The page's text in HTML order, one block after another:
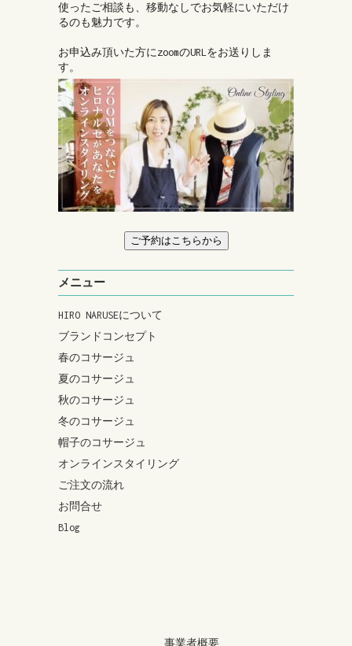
使ったご相談も、移動なしでお気軽にいただけ
るのも魅力です。
お申込み頂いた方にzoomのURLをお送りしま
す。
ご予約はこちらから
メニュー
HIRO NARUSEについて
ブランドコンセプト
春のコサージュ
夏のコサージュ
秋のコサージュ
冬のコサージュ
帽子のコサージュ
オンラインスタイリング
ご注文の流れ
お問合せ
Blog
事業者概要